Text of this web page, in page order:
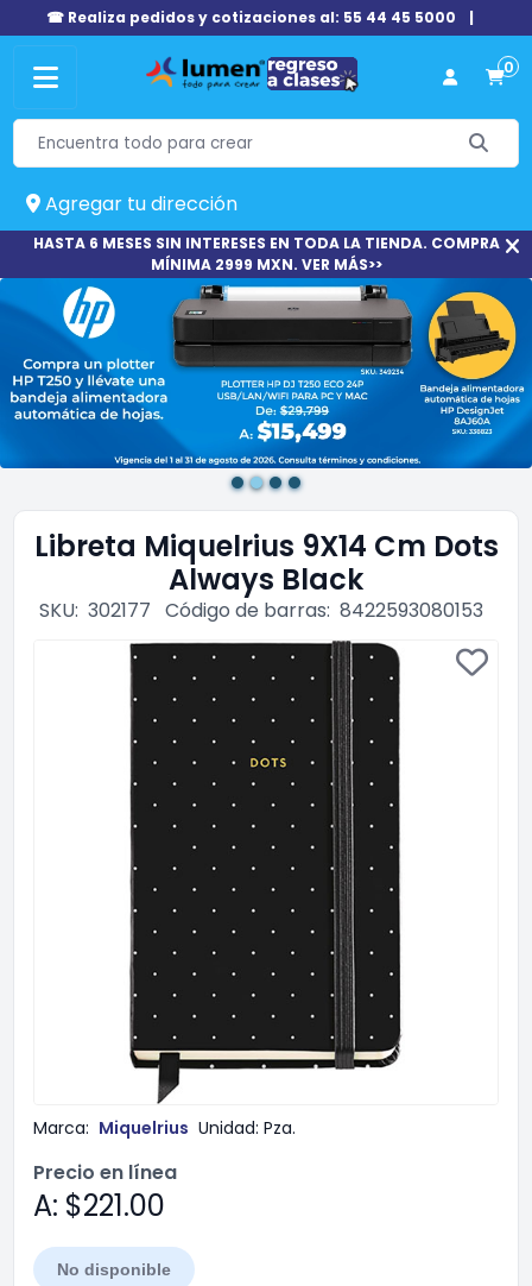
☎ Realiza pedidos y cotizaciones al: 55 44 45 5000 |
0
Agregar tu dirección
HASTA 6 MESES SIN INTERESES EN TODA LA TIENDA. COMPRA
MÍNIMA 2999 MXN. VER MÁS>>
Libreta Miquelrius 9X14 Cm Dots
Always Black
SKU: 302177 Código de barras: 8422593080153
Marca: Miquelrius Unidad: Pza.
Precio en línea
A: $221.00
No disponible